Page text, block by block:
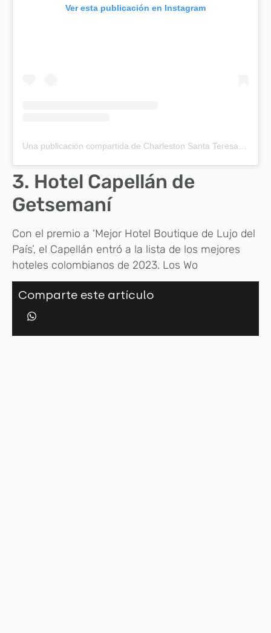
Ver esta publicación en Instagram
3. Hotel Capellán de
Getsemaní
Con el premio a ‘Mejor Hotel Boutique de Lujo del
País’, el Capellán entró a la lista de los mejores
hoteles colombianos de 2023. Los Wo
Comparte este artículo